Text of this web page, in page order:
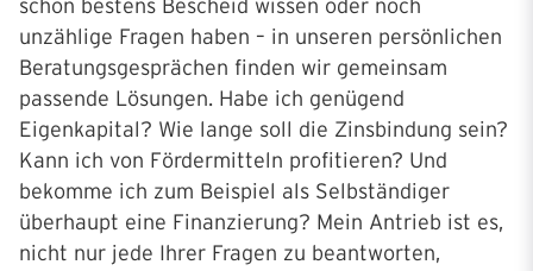
schon bestens Bescheid wissen oder noch
unzählige Fragen haben – in unseren persönlichen
Beratungsgesprächen finden wir gemeinsam
passende Lösungen. Habe ich genügend
Eigenkapital? Wie lange soll die Zinsbindung sein?
Kann ich von Fördermitteln profitieren? Und
bekomme ich zum Beispiel als Selbständiger
überhaupt eine Finanzierung? Mein Antrieb ist es,
nicht nur jede Ihrer Fragen zu beantworten,